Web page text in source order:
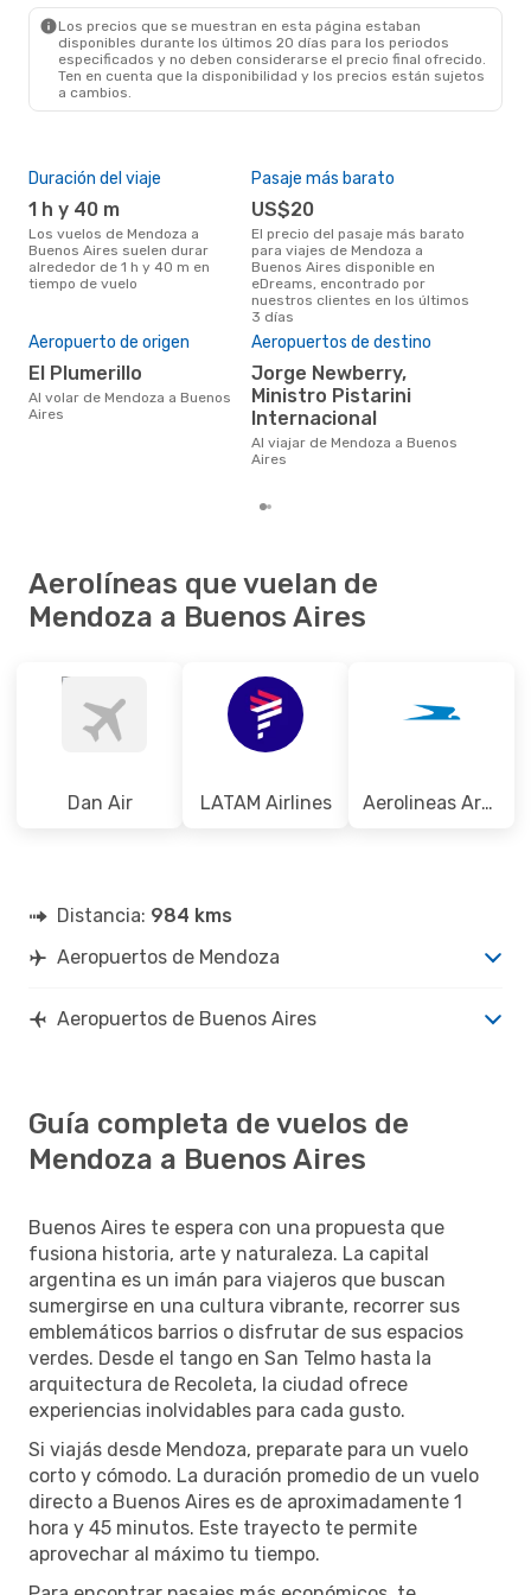
Los precios que se muestran en esta página estaban
disponibles durante los últimos 20 días para los periodos
especificados y no deben considerarse el precio final ofrecido.
Ten en cuenta que la disponibilidad y los precios están sujetos
a cambios.
Duración del viaje
1 h y 40 m
Los vuelos de Mendoza a
Buenos Aires suelen durar
alrededor de 1 h y 40 m en
tiempo de vuelo
Pasaje más barato
US$20
El precio del pasaje más barato
para viajes de Mendoza a
Buenos Aires disponible en
eDreams, encontrado por
nuestros clientes en los últimos
3 días
Aeropuerto de origen
El Plumerillo
Al volar de Mendoza a Buenos
Aires
Aeropuertos de destino
Jorge Newberry,
Ministro Pistarini
Internacional
Al viajar de Mendoza a Buenos
Aires
Aerolíneas que vuelan de
Mendoza a Buenos Aires
Dan Air LATAM Airlines Aerolineas Argentinas
Distancia: 984 kms
Aeropuertos de Mendoza
Aeropuertos de Buenos Aires
Guía completa de vuelos de
Mendoza a Buenos Aires
Buenos Aires te espera con una propuesta que
fusiona historia, arte y naturaleza. La capital
argentina es un imán para viajeros que buscan
sumergirse en una cultura vibrante, recorrer sus
emblemáticos barrios o disfrutar de sus espacios
verdes. Desde el tango en San Telmo hasta la
arquitectura de Recoleta, la ciudad ofrece
experiencias inolvidables para cada gusto.
Si viajás desde Mendoza, preparate para un vuelo
corto y cómodo. La duración promedio de un vuelo
directo a Buenos Aires es de aproximadamente 1
hora y 45 minutos. Este trayecto te permite
aprovechar al máximo tu tiempo.